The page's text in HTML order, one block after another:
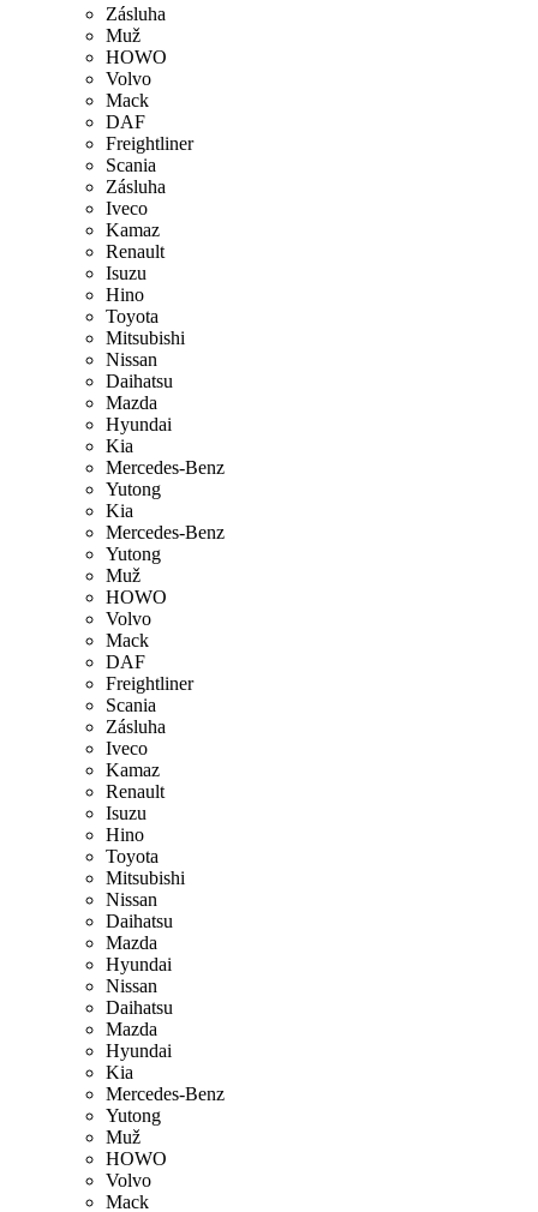
Zásluha
Muž
HOWO
Volvo
Mack
DAF
Freightliner
Scania
Zásluha
Iveco
Kamaz
Renault
Isuzu
Hino
Toyota
Mitsubishi
Nissan
Daihatsu
Mazda
Hyundai
Kia
Mercedes-Benz
Yutong
Kia
Mercedes-Benz
Yutong
Muž
HOWO
Volvo
Mack
DAF
Freightliner
Scania
Zásluha
Iveco
Kamaz
Renault
Isuzu
Hino
Toyota
Mitsubishi
Nissan
Daihatsu
Mazda
Hyundai
Nissan
Daihatsu
Mazda
Hyundai
Kia
Mercedes-Benz
Yutong
Muž
HOWO
Volvo
Mack